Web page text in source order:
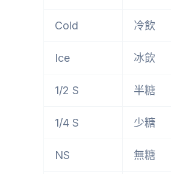
Cold 冷飲
Ice 冰飲
1/2 S 半糖
1/4 S 少糖
NS 無糖